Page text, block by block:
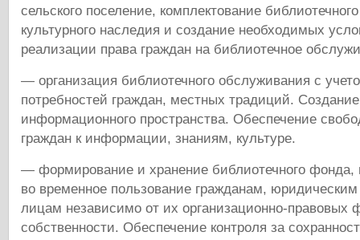
сельского поселение, комплектование
культурного наследия и создание необходимых
реализации права граждан на библиотечное
— организация библиотечного обслуживания с
потребностей граждан, местных традиций.
информационного пространства. Обеспечение
граждан к информации, знаниям, культуре.
— формирование и хранение библиотечного фонда,
во временное пользование гражданам,
лицам независимо от их организационно-
собственности. Обеспечение контроля за